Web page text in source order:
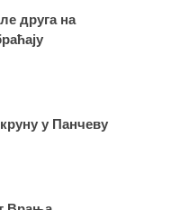
друга на
у Панчеву